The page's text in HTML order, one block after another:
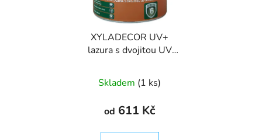
XYLADECOR UV+
lazura s dvojitou UV
Skladem (1 ks)
od 611 Kč